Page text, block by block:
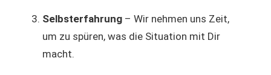
Selbsterfahrung – Wir nehmen uns Zeit,
um zu spüren, was die Situation mit Dir
macht.